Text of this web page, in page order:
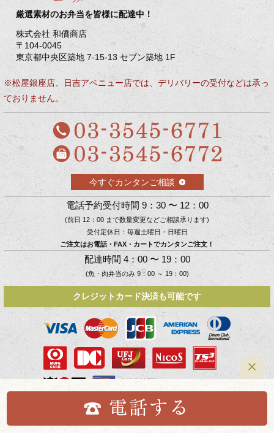
厳選素材のお弁当を皆様に配達中！
株式会社 和僑商店
〒104-0045
東京都中央区築地 7-15-13 セブン築地 1F
※松屋銀座店、日吉アベニュー店では、デリバリーの受付などは承っ
ておりません。
今すぐカンタンご相談
電話予約受付時間 9：30 〜 12：00
(前日 12：00 まで数量変更などご相談承ります)
受付定休日：毎週土曜日・日曜日
ご注文はお電話・FAX・カートでカンタンご注文！
配達時間 4：00 〜 19：00
(魚・肉弁当のみ 9：00 ～ 19：00)
クレジットカード決済も可能です
Copyright © 10kokudeli．All Rights Reserved.